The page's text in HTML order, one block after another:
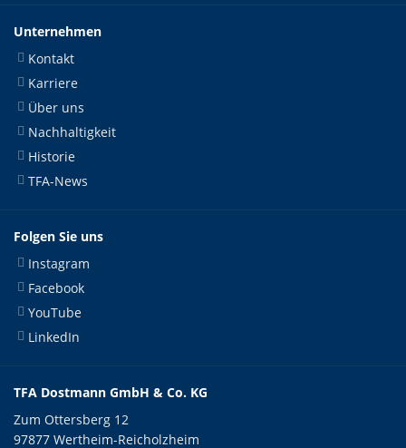
Unternehmen
Kontakt
Karriere
Über uns
Nachhaltigkeit
Historie
TFA-News
Folgen Sie uns
Instagram
Facebook
YouTube
LinkedIn
TFA Dostmann GmbH & Co. KG
Zum Ottersberg 12
97877 Wertheim-Reicholzheim